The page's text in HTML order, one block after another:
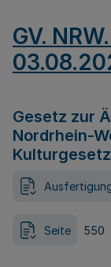
GV.
Gesetz zur
Nordrhein-
Seite 550